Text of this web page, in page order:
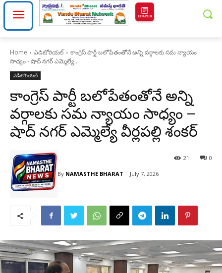
EPAPER
Home ఎడిటోరియల్
కాంగ్రెస్ పార్టీ బలోపేతంతోనే అన్ని వర్గాలకు సమ న్యాయం
సాధ్యం - షాద్ నగర్ ఎమ్మెల్యే...
ఎడిటోరియల్
కాంగ్రెస్ పార్టీ బలోపేతంతోనే అన్ని
వర్గాలకు సమ న్యాయం సాధ్యం –
షాద్ నగర్ ఎమ్మెల్యే వీర్లపల్లి శంకర్
By NAMASTHE BHARAT July 7, 2026
0
21